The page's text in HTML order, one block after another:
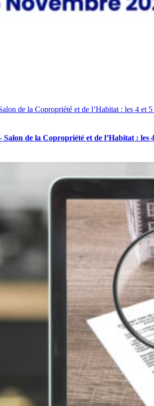
de la Copropriété et de l’Habitat : les 4 et
de la Copropriété et de l’Habitat : les